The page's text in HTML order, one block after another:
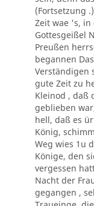
(Fortsetzung
Zeit wae 's, in
Gottesgeißel
Preußen
begannen
Verständigen
gute Zeit zu
Kleinod , daß
geblieben
hell, daß es
König,
Weg wies 1u
Könige, den
vergessen
Nacht der
gegangen ,